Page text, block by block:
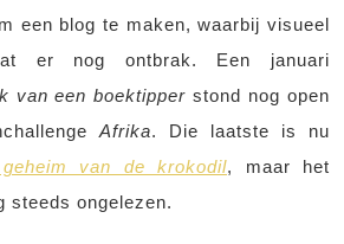
een blog te maken, waarbij visueel
er nog ontbrak. Een januari
van een boektipper stond nog open
Afrika. Die laatste is nu
van de krokodil, maar het
steeds ongelezen.